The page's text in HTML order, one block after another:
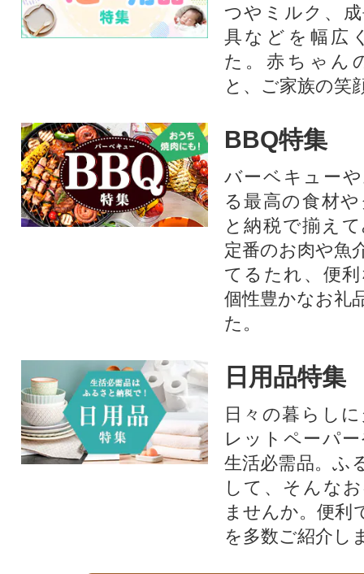
つやミルク、
具などを幅広
た。赤ちゃん
と、ご家族の笑
BBQ特集
バーベキュー
る最高の食材
と納税で揃え
定番のお肉や魚
てるたれ、便
個性豊かなお礼
た。
日用品特集
日々の暮らし
レットペーパ
生活必需品。ふ
して、そんな
ませんか。便利
を多数ご紹介し